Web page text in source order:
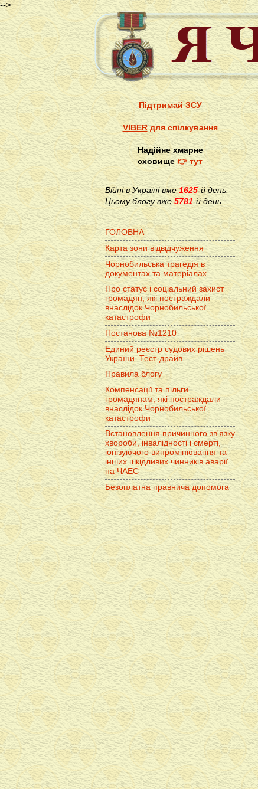
-->
ПідтримайЗСУ
VIBERдля спілкування
Надійне хмарне
сховище👉 тут
Війні в Україні вже1625-й день.
Цьому блогу вже 5781-й день.
ГОЛОВНА
Карта зони відвідчуження
Чорнобильська трагедія в
документах та матеріалах
Про статус і соціальний захист
громадян, які постраждали
внаслідок Чорнобильської
катастрофи
Постанова №1210
Единий реєстр судових рішень
України. Тест-драйв
Правила блогу
Компенсації та пільги
громадянам, які постраждали
внаслідок Чорнобильської
катастрофи
Встановлення причинного зв'язку
хвороби, інвалідності і смерті,
іонізуючого випромінювання та
інших шкідливих чинників аварії
на ЧАЕС
Безоплатна правнича допомога